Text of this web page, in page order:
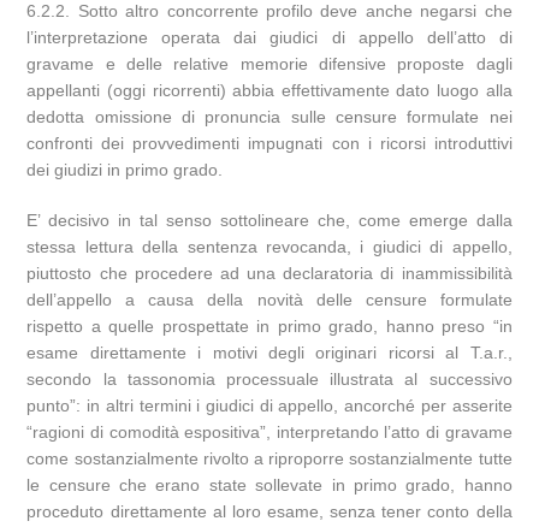
6.2.2. Sotto altro concorrente profilo deve anche negarsi che
l’interpretazione operata dai giudici di appello dell’atto di
gravame e delle relative memorie difensive proposte dagli
appellanti (oggi ricorrenti) abbia effettivamente dato luogo alla
dedotta omissione di pronuncia sulle censure formulate nei
confronti dei provvedimenti impugnati con i ricorsi introduttivi
dei giudizi in primo grado.
E’ decisivo in tal senso sottolineare che, come emerge dalla
stessa lettura della sentenza revocanda, i giudici di appello,
piuttosto che procedere ad una declaratoria di inammissibilità
dell’appello a causa della novità delle censure formulate
rispetto a quelle prospettate in primo grado, hanno preso “in
esame direttamente i motivi degli originari ricorsi al T.a.r.,
secondo la tassonomia processuale illustrata al successivo
punto”: in altri termini i giudici di appello, ancorché per asserite
“ragioni di comodità espositiva”, interpretando l’atto di gravame
come sostanzialmente rivolto a riproporre sostanzialmente tutte
le censure che erano state sollevate in primo grado, hanno
proceduto direttamente al loro esame, senza tener conto della